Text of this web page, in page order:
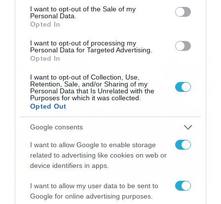
consent section.
I want to opt-out of the Sale of my
Personal Data.
Opted In
I want to opt-out of processing my
Personal Data for Targeted Advertising.
Opted In
I want to opt-out of Collection, Use,
Retention, Sale, and/or Sharing of my
Personal Data that Is Unrelated with the
Purposes for which it was collected.
Opted Out
Google consents
I want to allow Google to enable storage
related to advertising like cookies on web or
device identifiers in apps.
I want to allow my user data to be sent to
Google for online advertising purposes.
Το μικρούλι δυσκολευόταν να βγει. Το ζώο προσπάθησε
αλλά δεν μπορούσε μόνο του για αυτό έσπευσαν οι
χωρικοί να το βοηθήσουν και να το βγάλουν. Η
πλέον υγιέστατος.
27/06/2017 08:00